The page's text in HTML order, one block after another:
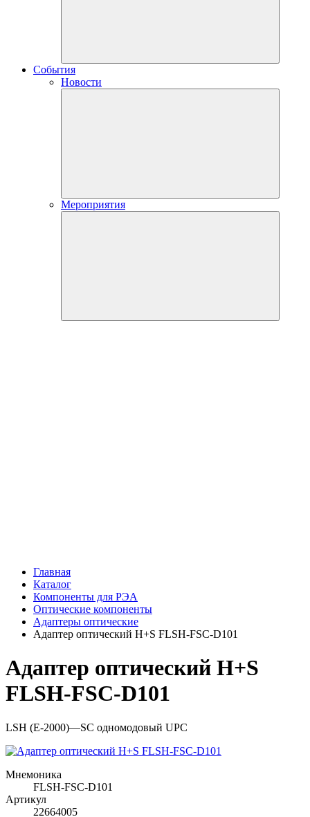
События
Новости
Мероприятия
Главная
Каталог
Компоненты для РЭА
Оптические компоненты
Адаптеры оптические
Адаптер оптический H+S FLSH-FSC-D101
Адаптер оптический H+S
FLSH-FSC-D101
LSH (E-2000)—SC одномодовый UPC
Мнемоника
FLSH-FSC-D101
Артикул
22664005